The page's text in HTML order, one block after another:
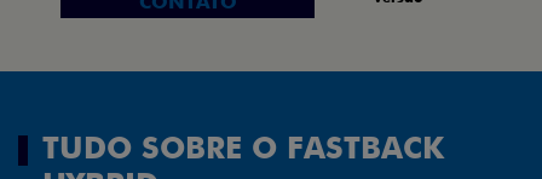
TUDO SOBRE O FASTBACK